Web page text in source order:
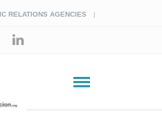
RELATIONS AGENCIES